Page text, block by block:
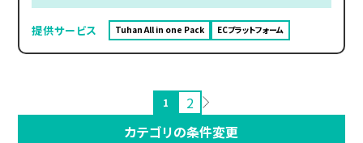
提供サービス Tuhan All in one Pack ECプラットフォーム
1
2
カテゴリの条件変更